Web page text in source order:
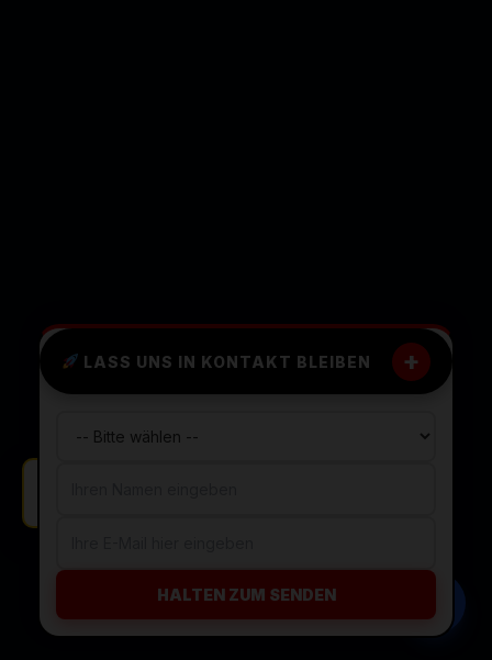
LASS UNS IN KONTAKT BLEIBEN +
HALTEN ZUM SENDEN